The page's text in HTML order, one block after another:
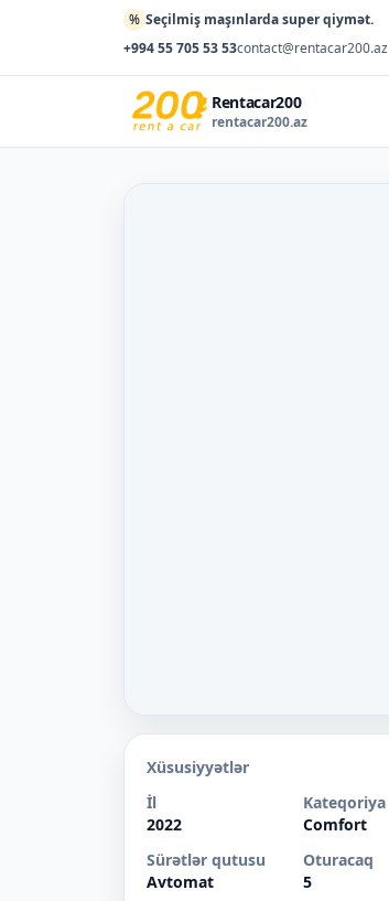
% Seçilmiş maşınlarda super qiymət.
+994 55 705 53 53contact@rentacar200.az
Rentacar200
rentacar200.az
Xüsusiyyətlər
İl
2022
Kateqoriya
Comfort
Sürətlər qutusu
Avtomat
Oturacaq
5